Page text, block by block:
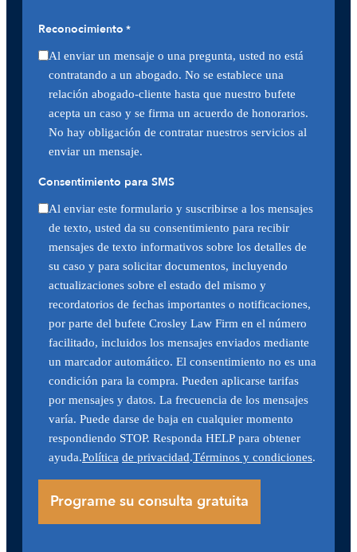
Reconocimiento *
Al enviar un mensaje o una pregunta, usted no está
contratando a un abogado. No se establece una
relación abogado-cliente hasta que nuestro bufete
acepta un caso y se firma un acuerdo de honorarios.
No hay obligación de contratar nuestros servicios al
enviar un mensaje.
Consentimiento para SMS
Al enviar este formulario y suscribirse a los mensajes
de texto, usted da su consentimiento para recibir
mensajes de texto informativos sobre los detalles de
su caso y para solicitar documentos, incluyendo
actualizaciones sobre el estado del mismo y
recordatorios de fechas importantes o notificaciones,
por parte del bufete Crosley Law Firm en el número
facilitado, incluidos los mensajes enviados mediante
un marcador automático. El consentimiento no es una
condición para la compra. Pueden aplicarse tarifas
por mensajes y datos. La frecuencia de los mensajes
varía. Puede darse de baja en cualquier momento
respondiendo STOP. Responda HELP para obtener
ayuda.Política de privacidad.Términos y condiciones.